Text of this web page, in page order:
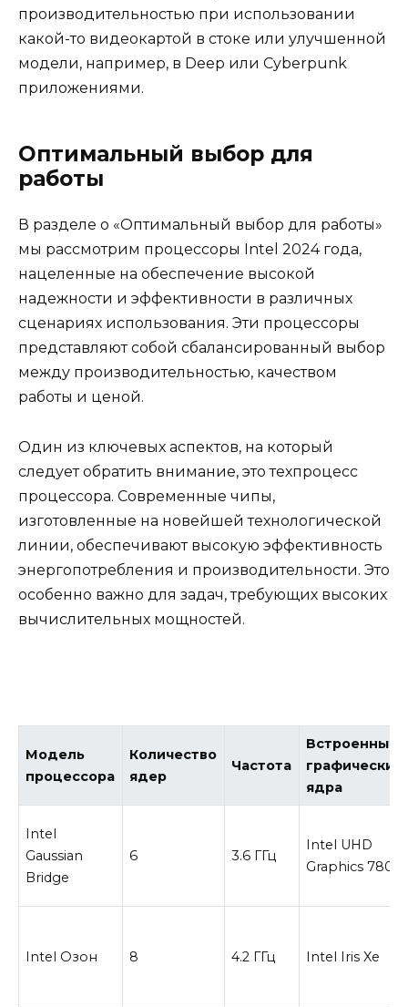
производительностью при использовании
какой-то видеокартой в стоке или улучшенной
модели, например, в Deep или Cyberpunk
приложениями.
Оптимальный выбор для
работы
В разделе о «Оптимальный выбор для работы»
мы рассмотрим процессоры Intel 2024 года,
нацеленные на обеспечение высокой
надежности и эффективности в различных
сценариях использования. Эти процессоры
представляют собой сбалансированный выбор
между производительностью, качеством
работы и ценой.
Один из ключевых аспектов, на который
следует обратить внимание, это техпроцесс
процессора. Современные чипы,
изготовленные на новейшей технологической
линии, обеспечивают высокую эффективность
энергопотребления и производительности. Это
особенно важно для задач, требующих высоких
вычислительных мощностей.
Модель
процессора
Количество
ядер
Частота
Встроенные
графические
ядра
Intel
Gaussian
Bridge
6 3.6 ГГц
Intel UHD
Graphics 780
Intel Озон 8 4.2 ГГц Intel Iris Xe